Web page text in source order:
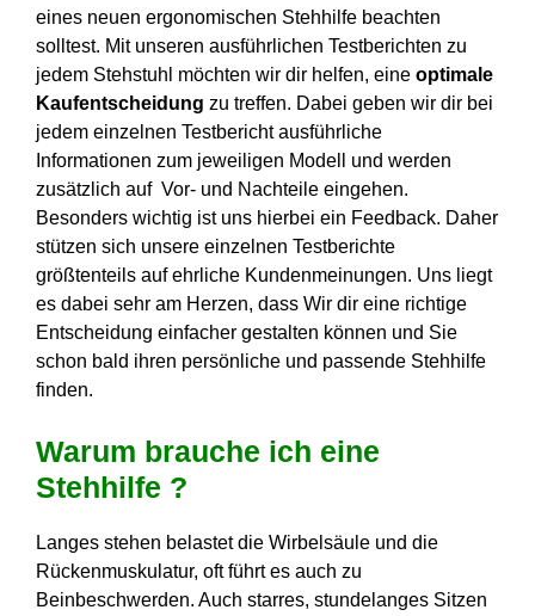
eines neuen ergonomischen Stehhilfe beachten
solltest. Mit unseren ausführlichen Testberichten zu
jedem Stehstuhl möchten wir dir helfen, eine optimale
Kaufentscheidung zu treffen. Dabei geben wir dir bei
jedem einzelnen Testbericht ausführliche
Informationen zum jeweiligen Modell und werden
zusätzlich auf Vor- und Nachteile eingehen.
Besonders wichtig ist uns hierbei ein Feedback. Daher
stützen sich unsere einzelnen Testberichte
größtenteils auf ehrliche Kundenmeinungen. Uns liegt
es dabei sehr am Herzen, dass Wir dir eine richtige
Entscheidung einfacher gestalten können und Sie
schon bald ihren persönliche und passende Stehhilfe
finden.
Warum brauche ich eine
Stehhilfe ?
Langes stehen belastet die Wirbelsäule und die
Rückenmuskulatur, oft führt es auch zu
Beinbeschwerden. Auch starres, stundelanges Sitzen